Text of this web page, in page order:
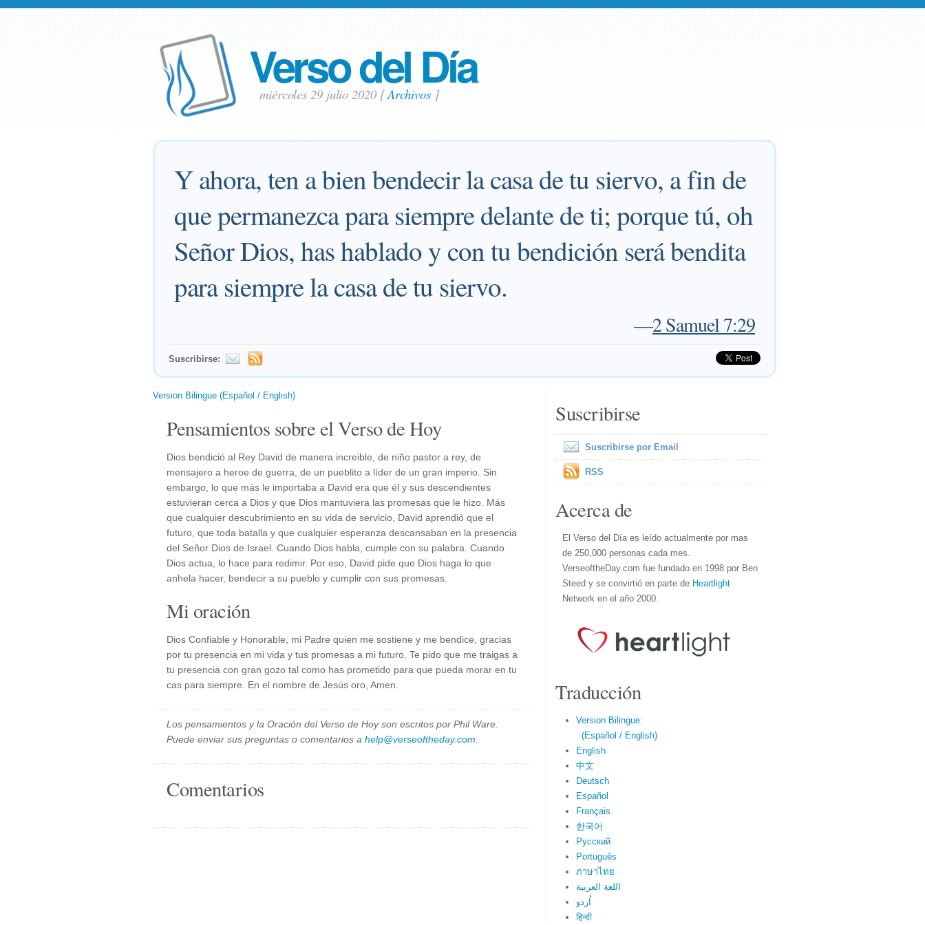
Verso del Día
miércoles 29 julio 2020 [Archivos]
Y ahora, ten a bien bendecir la casa de tu siervo, a fin de
que permanezca para siempre delante de ti; porque tú, oh
Señor Dios, has hablado y con tu bendición será bendita
para siempre la casa de tu siervo.
—2 Samuel 7:29
Suscribirse:
Version Bilingue (Español / English)
Pensamientos sobre el Verso de Hoy
Dios bendició al Rey David de manera increible, de niño pastor a rey, de
mensajero a heroe de guerra, de un pueblito a líder de un gran imperio. Sin
embargo, lo que más le importaba a David era que él y sus descendientes
estuvieran cerca a Dios y que Dios mantuviera las promesas que le hizo. Más
que cualquier descubrimiento en su vida de servicio, David aprendió que el
futuro, que toda batalla y que cualquier esperanza descansaban en la presencia
del Señor Dios de Israel. Cuando Dios habla, cumple con su palabra. Cuando
Dios actua, lo hace para redimir. Por eso, David pide que Dios haga lo que
anhela hacer, bendecir a su pueblo y cumplir con sus promesas.
Mi oración
Dios Confiable y Honorable, mi Padre quien me sostiene y me bendice, gracias
por tu presencia en mi vida y tus promesas a mi futuro. Te pido que me traigas a
tu presencia con gran gozo tal como has prometido para que pueda morar en tu
cas para siempre. En el nombre de Jesús oro, Amen.
Los pensamientos y la Oración del Verso de Hoy son escritos por Phil Ware.
Puede enviar sus preguntas o comentarios a help@verseoftheday.com
Comentarios
Suscribirse
Suscribirse por Email
RSS
Acerca de
El Verso del Día es leído actualmente por mas
de 250,000 personas cada mes.
VerseoftheDay.com fue fundado en 1998 por Ben
Steed y se convirtió en parte de Heartlight
Network en el año 2000.
Traducción
Version Bilingue:
(Español / English)
English
中文
Deutsch
Español
Français
한국어
Русский
Português
ภาษาไทย
اللغة العربية
اُردو
हिन्दी